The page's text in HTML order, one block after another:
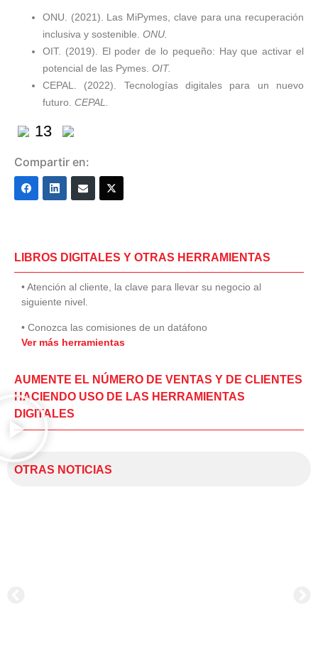
ONU. (2021). Las MiPymes, clave para una recuperación
inclusiva y sostenible. ONU.
OIT. (2019). El poder de lo pequeño: Hay que activar el
potencial de las Pymes. OIT.
CEPAL. (2022). Tecnologías digitales para un nuevo
futuro. CEPAL.
13
Compartir en:
LIBROS DIGITALES Y OTRAS HERRAMIENTAS
• Atención al cliente, la clave para llevar su negocio al
siguiente nivel.
• Conozca las comisiones de un datáfono
Ver más herramientas
AUMENTE EL NÚMERO DE VENTAS Y DE CLIENTES
HACIENDO USO DE LAS HERRAMIENTAS
DIGITALES
OTRAS NOTICIAS